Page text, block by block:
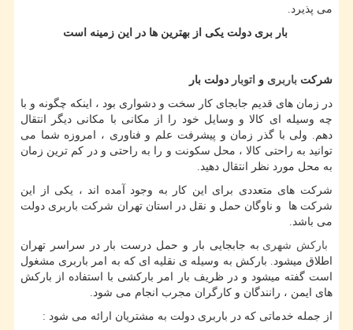
می پذیرد.
بار بری دولت یکی از بهترین ها در این زمینه است
شرکت باربری و اتوبار دولت بار
در زمان های قدیم جابجای کار سخت و دشواری بود ، اینکه چگونه و با
چه وسیله ای کالا و وسایل خود را از مکانی با مکانی دیگر انتقال
دهم. ولی با گذر زمان و پیشرفت علم و فناوری ، امروزه شما می
توانید به راحتی کالا ، محل سکونت و را به راحتی و در کم ترین زمان
به محل مورد نظر انتقال دهید.
شرکت های متعددی برای این کار به وجود آمده اند ، یکی از این
شرکت ها و ناوگان حمل و نقل در استان تهران شرکت باربری دولت
می باشد.
بارکش شهری به جابجایی بار و حمل درست بار در سراسر تهران
اطلاق میشود. بارکش به وسیله ی نقلیه ای که به امر باربری مشغول
است گفته میشود و در ظریف بار امر بارکشی با استفاده از بارکش
های ایمن ، رانندگان و کارگران مجرب انجام می شود.
از جمله خدماتی که در باربری دولت به مشتریان ارائه می شود :